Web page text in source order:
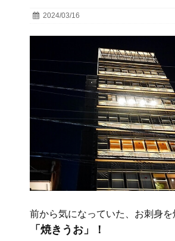
2024/03/16
前から気になっていた、お刺身を
「焼きうお」！